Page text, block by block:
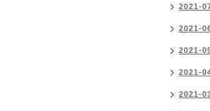
2021-
2021-
2021-
2021-
2021-